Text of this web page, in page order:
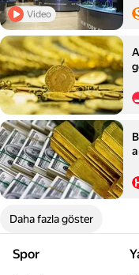
Video
Daha fazla göster
Spor